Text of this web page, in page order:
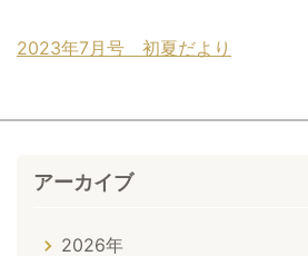
2023年7月号 初夏だより
アーカイブ
2026年